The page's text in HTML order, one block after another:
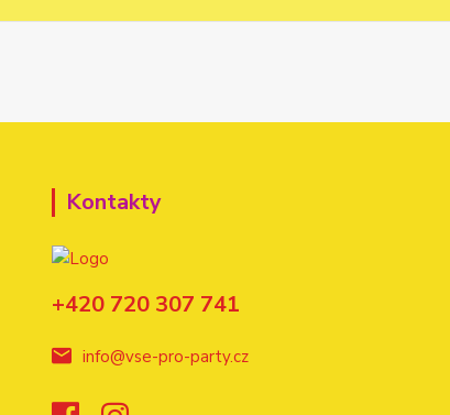
Kontakty
+420 720 307 741
info@vse-pro-party.cz